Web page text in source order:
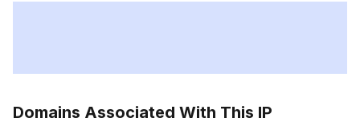
Domains Associated With This IP